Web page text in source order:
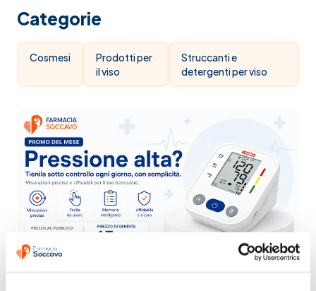
Categorie
Cosmesi
Prodotti per
il viso
Struccanti e
detergenti per viso